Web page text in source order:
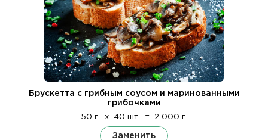
Брускетта с грибным соусом и маринованными
грибочками
50 г. x 40 шт. = 2 000 г.
Заменить